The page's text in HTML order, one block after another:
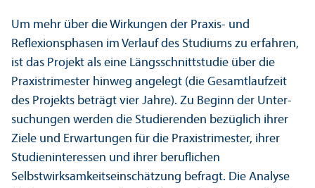
Um mehr über die Wirkungen der Praxis- und
Reflexions­phasen im Verlauf des Studiums zu erfahren,
ist das Projekt als eine Längsschnittstudie über die
Praxistrimester hinweg angelegt (die Gesamtlaufzeit
des Projekts beträgt vier Jahre). Zu Beginn der Unter­
suchungen werden die Studierenden bezüglich ihrer
Ziele und Erwartungen für die Praxistrimester, ihrer
Studien­interessen und ihrer beruflichen
Selbstwirksamkeits­einschätzung befragt. Die Analyse